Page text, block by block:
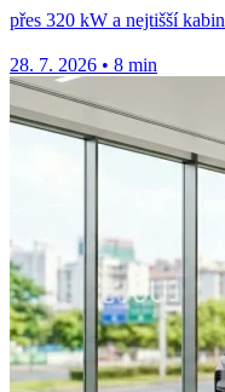
přes 320 kW a nejtišší
28. 7. 2026 • 8 min